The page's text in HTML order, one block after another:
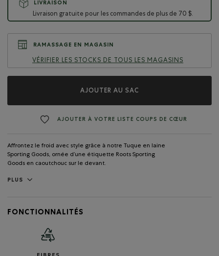
LIVRAISON
Livraison gratuite pour les commandes de plus de 70 $.
RAMASSAGE EN MAGASIN
VÉRIFIER LES STOCKS DE TOUS LES MAGASINS
AJOUTER AU SAC
AJOUTER À VOTRE LISTE COUPS DE CŒUR
Affrontez le froid avec style grâce à notre Tuque en laine
Sporting Goods, ornée d’une étiquette Roots Sporting
Goods en caoutchouc sur le devant.
PLUS
FONCTIONNALITÉS